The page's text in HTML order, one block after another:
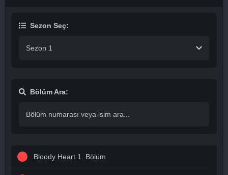
Sezon Seç:
Sezon 1
Bölüm Ara:
Bloody Heart 1. Bölüm